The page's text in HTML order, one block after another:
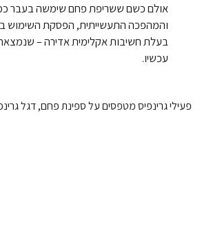
אולם כשם ששריפת פחם שימשה בעבר
והמהפכה התעשייתית, הפסקת השימוש
בעלת חשיבות אקלימית אדירה – שנמצאת
עכשיו.